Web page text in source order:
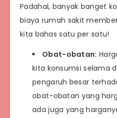
Padahal, banyak banget
biaya rumah sakit
kita bahas satu per satu!
Obat-obatan:
kita konsumsi selama
pengaruh besar
obat-obatan yang
ada juga yang